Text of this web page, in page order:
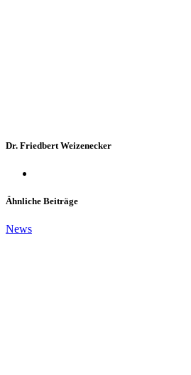
Dr. Friedbert Weizenecker
Ähnliche Beiträge
News